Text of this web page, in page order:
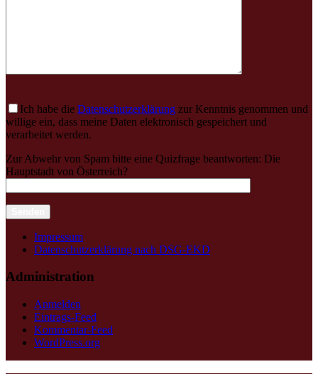
Ich habe die Datenschutzerklärung zur Kenntnis genommen und
willige ein, dass meine Daten elektronisch gespeichert und
verarbeitet werden.
Zur Abwehr von Spam bitte eine Quizfrage beantworten: Die
Hauptstadt von Österreich?
Impressum
Datenschutzerklärung nach DSG-EKD
Administration
Anmelden
Eintrags-Feed
Kommentar-Feed
WordPress.org